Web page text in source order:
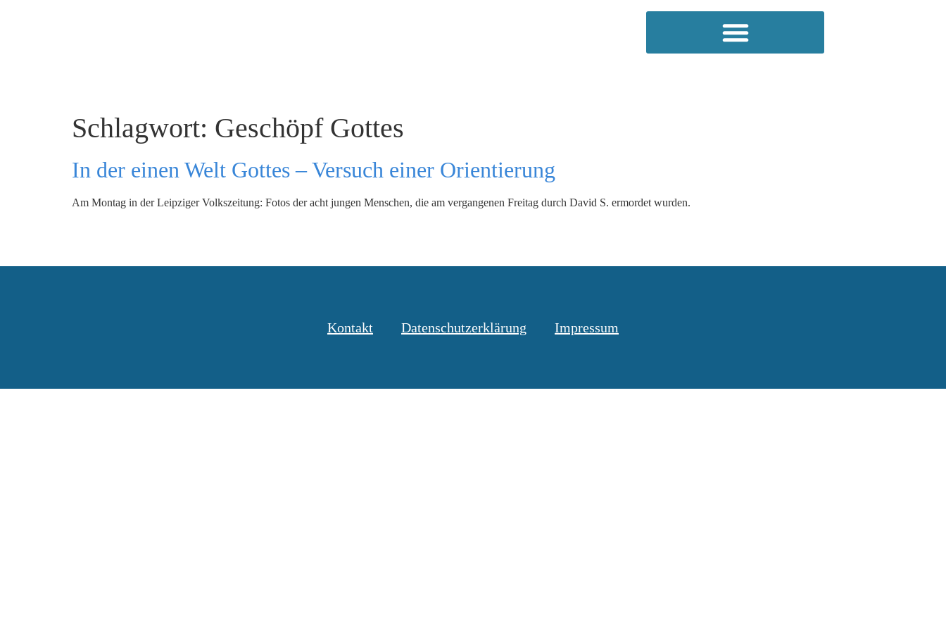
Schlagwort: Geschöpf Gottes
In der einen Welt Gottes – Versuch einer Orientierung
Am Montag in der Leipziger Volkszeitung: Fotos der acht jungen Menschen, die am vergangenen Freitag durch David S. ermordet wurden.
Kontakt Datenschutzerklärung Impressum